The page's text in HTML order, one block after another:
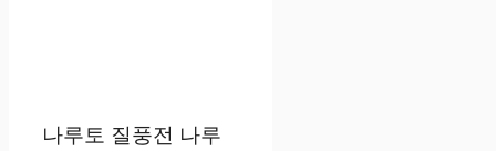
나루토 질풍전 나루